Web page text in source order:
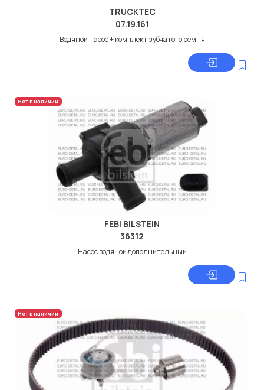
TRUCKTEC
07.19.161
Водяной насос + комплект зубчатого ремня
Нет в наличии
FEBI BILSTEIN
36312
Насос водяной дополнительный
Нет в наличии